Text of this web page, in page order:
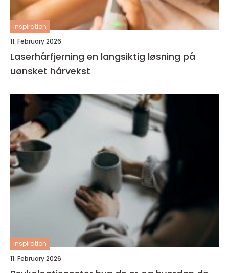
inspiration
11. February 2026
Laserhårfjerning en langsiktig løsning på
uønsket hårvekst
inspiration
11. February 2026